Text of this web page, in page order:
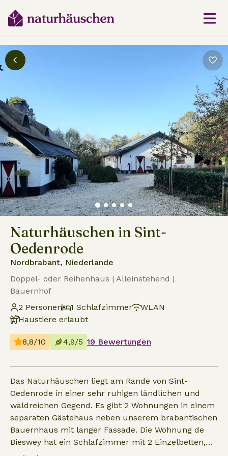
Naturhäuschen in Sint-
Oedenrode
Nordbrabant, Niederlande
Doppel- oder Reihenhaus | Alleinstehend |
Bauernhof
2 Personen
1 Schlafzimmer
WLAN
Haustiere erlaubt
8,8/10 4,9/5 19 Bewertungen
Das Naturhäuschen liegt am Rande von Sint-
Oedenrode in einer sehr ruhigen ländlichen und
waldreichen Gegend. Es gibt 2 Wohnungen in einem
separaten Gästehaus neben unserem brabantischen
Bauernhaus mit langer Fassade. Die Wohnung de
Bieswey hat ein Schlafzimmer mit 2 Einzelbetten,